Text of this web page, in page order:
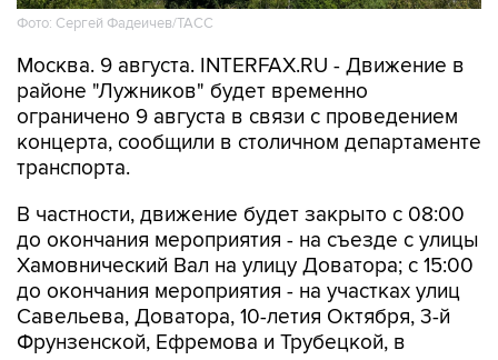
Фото: Сергей Фадеичев/ТАСС
Москва. 9 августа. INTERFAX.RU - Движение в
районе "Лужников" будет временно
ограничено 9 августа в связи с проведением
концерта, сообщили в столичном департаменте
транспорта.
В частности, движение будет закрыто с 08:00
до окончания мероприятия - на съезде с улицы
Хамовнический Вал на улицу Доватора; с 15:00
до окончания мероприятия - на участках улиц
Савельева, Доватора, 10-летия Октября, 3-й
Фрунзенской, Ефремова и Трубецкой, в